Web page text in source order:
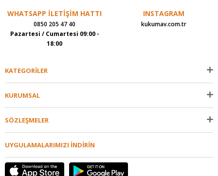
WHATSAPP İLETİŞİM HATTI
0850 205 47 40
Pazartesi / Cumartesi 09:00 -
18:00
INSTAGRAM
kukumav.com.tr
KATEGORİLER
KURUMSAL
SÖZLEŞMELER
UYGULAMALARIMIZI İNDİRİN